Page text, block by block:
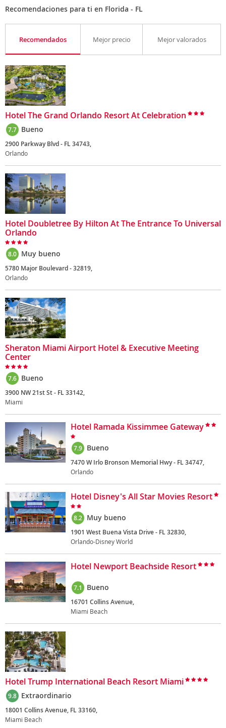
Recomendaciones para ti en Florida - FL
Recomendados Mejor precio Mejor valorados
Hotel The Grand Orlando Resort At Celebration
7.7 Bueno
2900 Parkway Blvd - FL 34743,
Orlando
Hotel Doubletree By Hilton At The Entrance To Universal
Orlando
8.0 Muy bueno
5780 Major Boulevard - 32819,
Orlando
Sheraton Miami Airport Hotel & Executive Meeting
Center
7.6 Bueno
3900 NW 21st St - FL 33142,
Miami
Hotel Ramada Kissimmee Gateway
7.9 Bueno
7470 W Irlo Bronson Memorial Hwy - FL 34747,
Orlando
Hotel Disney's All Star Movies Resort
8.2 Muy bueno
1901 West Buena Vista Drive - FL 32830,
Orlando-Disney World
Hotel Newport Beachside Resort
7.1 Bueno
16701 Collins Avenue,
Miami Beach
Hotel Trump International Beach Resort Miami
9.8 Extraordinario
18001 Collins Avenue, FL 33160,
Miami Beach